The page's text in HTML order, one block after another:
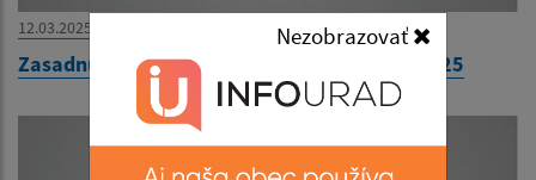
Nezobrazovať
12.03.2025
Zasadnutie Obecného zastupiteľstva 18.3.2025